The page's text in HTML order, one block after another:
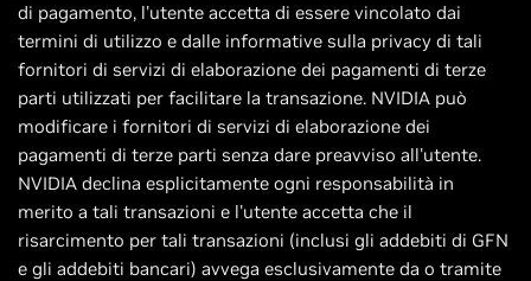
di pagamento, l'utente accetta di essere vincolato dai
termini di utilizzo e dalle informative sulla privacy di tali
fornitori di servizi di elaborazione dei pagamenti di terze
parti utilizzati per facilitare la transazione. NVIDIA può
modificare i fornitori di servizi di elaborazione dei
pagamenti di terze parti senza dare preavviso all'utente.
NVIDIA declina esplicitamente ogni responsabilità in
merito a tali transazioni e l'utente accetta che il
risarcimento per tali transazioni (inclusi gli addebiti di GFN
e gli addebiti bancari) avvega esclusivamente da o tramite